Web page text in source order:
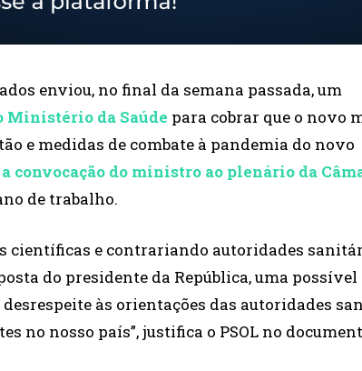
enviou, no final da semana passada, um
Ministério da Saúde para cobrar que o novo
e medidas de combate à pandemia do novo
convocação do ministro ao plenário da
de trabalho.
científicas e contrariando autoridades
do presidente da República, uma
às orientações das autoridades
no nosso país”, justifica o PSOL no